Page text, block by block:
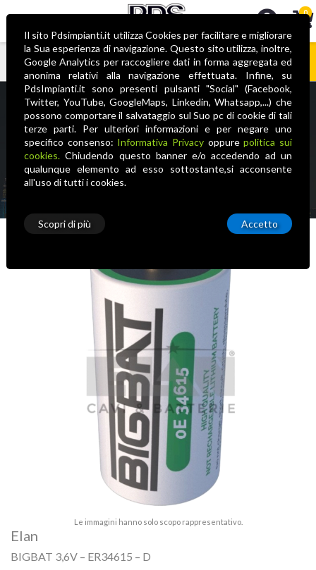
0
Nessun prodotto nel carrello
BIGBAT 3,6V – ER34615 – D
Home Accessori Alimentazione Elan
Batterie al Litio
BIGBAT 3,6V – ER34615 – D
Le immagini hanno solo scopo rappresentativo.
Elan
BIGBAT 3,6V – ER34615 – D
Il sito Pdsimpianti.it utilizza Cookies per facilitare e migliorare
la Sua esperienza di navigazione. Questo sito utilizza, inoltre,
Google Analytics per raccogliere dati in forma aggregata ed
anonima relativi alla navigazione effettuata. Infine, su
PdsImpianti.it sono presenti pulsanti "Social" (Facebook,
Twitter, YouTube, GoogleMaps, Linkedin, Whatsapp,...) che
possono comportare il salvataggio sul Suo pc di cookie di tali
terze parti. Per ulteriori informazioni e per negare uno
specifico consenso: Informativa Privacy oppurepolitica sui
cookies.Chiudendo questo banner e/o accedendo ad un
qualunque elemento ad esso sottostante,si acconsente
all'uso di tutti i cookies.
Scopri di più Accetto